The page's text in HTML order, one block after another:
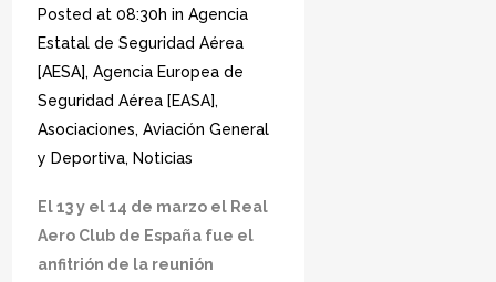
Posted at 08:30h inAgencia
Estatal de Seguridad Aérea
[AESA],Agencia Europea de
Seguridad Aérea [EASA],
Asociaciones,Aviación General
y Deportiva, Noticias
El 13 y el 14 de marzo el Real
Aero Club de España fue el
anfitrión de la reunión